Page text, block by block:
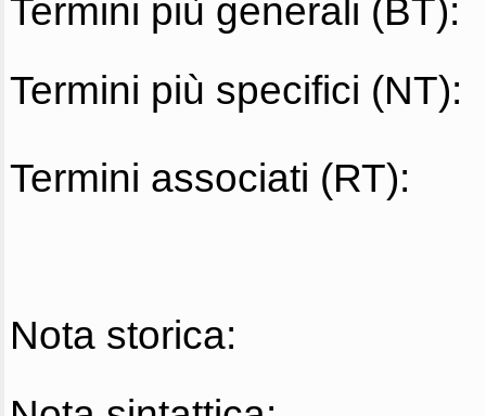
Termini più generali (BT):
Termini più specifici (NT):
Termini associati (RT):
Nota storica: